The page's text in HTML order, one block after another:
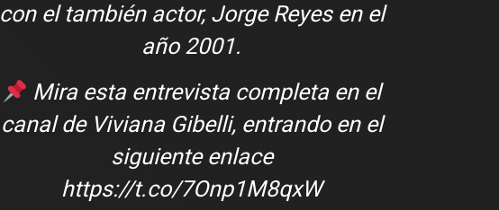
con el también actor, Jorge Reyes en el
año 2001.
Mira esta entrevista completa en el
canal de Viviana Gibelli, entrando en el
siguiente enlace
https://t.co/7Onp1M8qxW